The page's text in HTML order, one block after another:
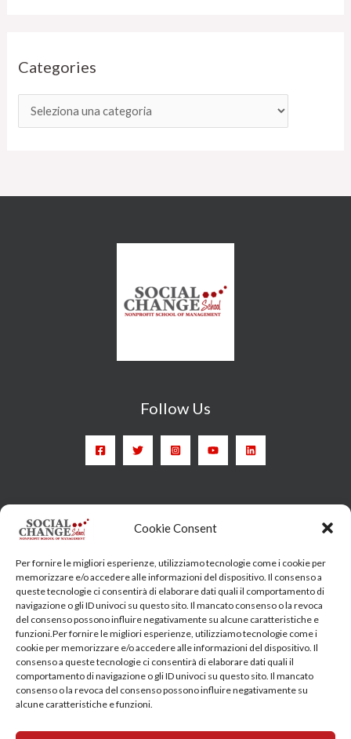
Cookie Consent
Per fornire le migliori esperienze, utilizziamo tecnologie come i cookie per
memorizzare e/o accedere alle informazioni del dispositivo. Il consenso a
queste tecnologie ci consentirà di elaborare dati quali il comportamento di
navigazione o gli ID univoci su questo sito. Il mancato consenso o la revoca
del consenso possono influire negativamente su alcune caratteristiche e
funzioni.Per fornire le migliori esperienze, utilizziamo tecnologie come i
cookie per memorizzare e/o accedere alle informazioni del dispositivo. Il
consenso a queste tecnologie ci consentirà di elaborare dati quali il
comportamento di navigazione o gli ID univoci su questo sito. Il mancato
consenso o la revoca del consenso possono influire negativamente su
alcune caratteristiche e funzioni.
Categories
Follow Us
Head Quarter: Spain – Calle Arrieta, 9 - 28013 Madrid
7 - 00185 Roma
socialchangeschool@socialchangeschool.org
PMC – Master
HOPE – Master
MIDHA – Master
LEAD – Master